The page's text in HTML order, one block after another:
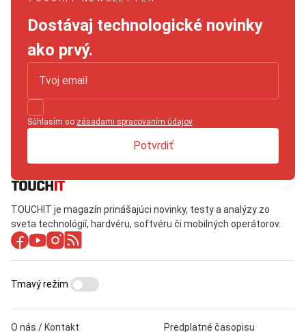
Dostávaj technologické novinky
ako prvý.
Súhlasím so zásadami spracovaním údajov.
Potvrdiť
TOUCHIT je magazín prinášajúci novinky, testy a analýzy zo
sveta technológií, hardvéru, softvéru či mobilných operátorov.
O nás / Kontakt Predplatné časopisu
Tmavý režim